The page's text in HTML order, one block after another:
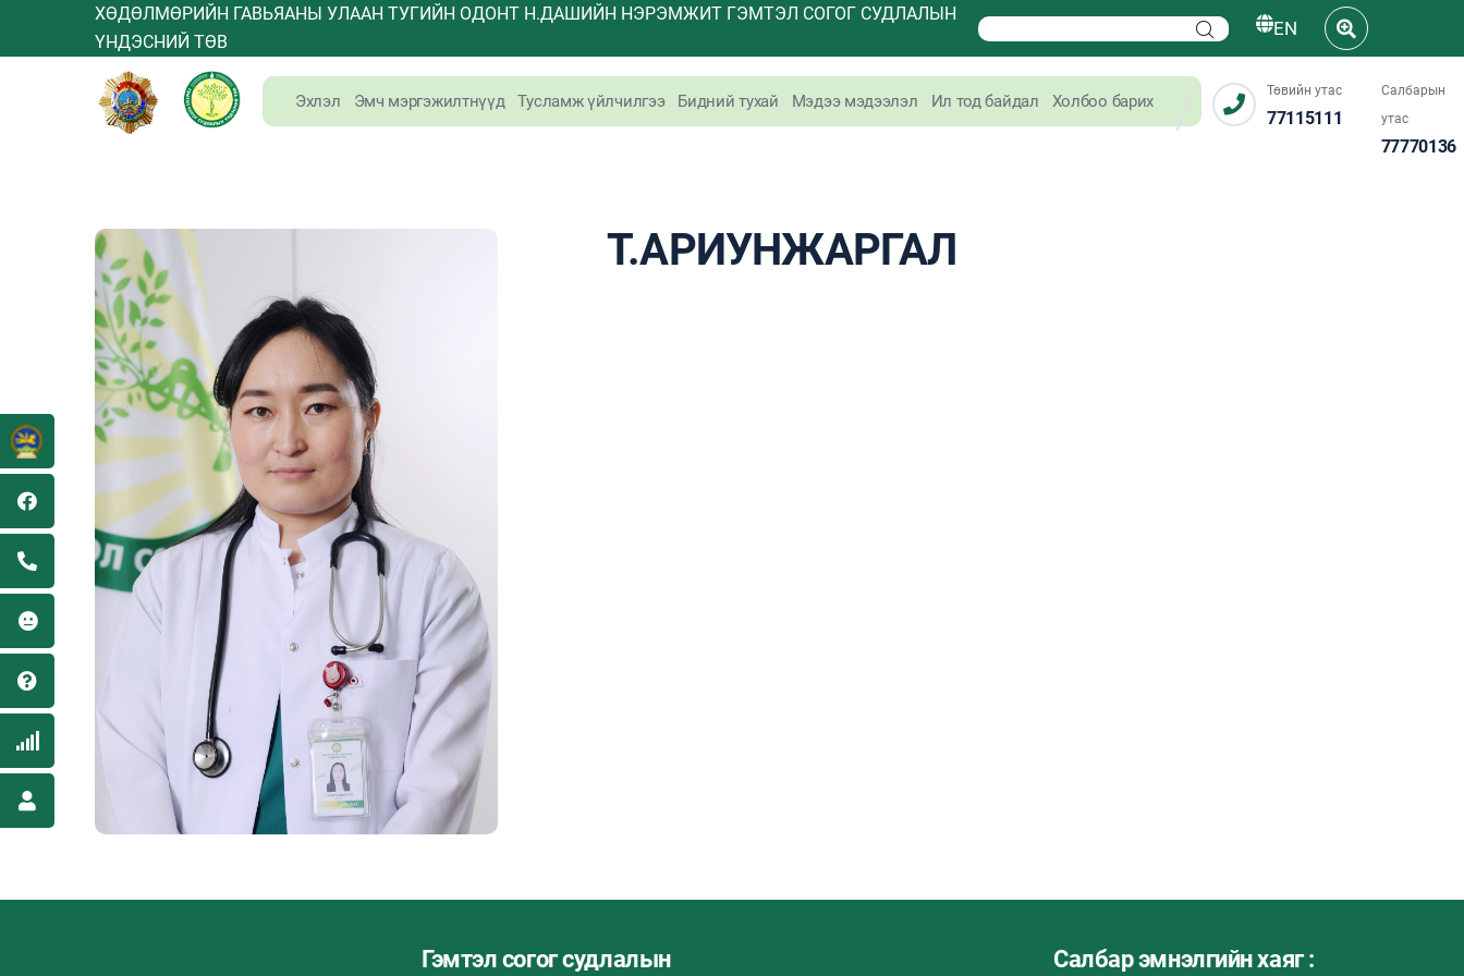
ХӨДӨЛМӨРИЙН ГАВЬЯАНЫ УЛААН ТУГИЙН ОДОНТ Н.ДАШИЙН НЭРЭМЖИТ ГЭМТЭЛ СОГОГ СУДЛАЛЫН
ҮНДЭСНИЙ ТӨВ
EN
Эхлэл Эмч мэргэжилтнүүд Тусламж үйлчилгээ Бидний тухай Мэдээ мэдээлэл Ил тод байдал Холбоо барих
Төвийн утас
77115111
Салбарын
утас
77770136
Т.АРИУНЖАРГАЛ
Гэмтэл согог судлалын Салбар эмнэлгийн хаяг :